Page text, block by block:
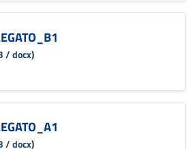
/ docx)
/ docx)